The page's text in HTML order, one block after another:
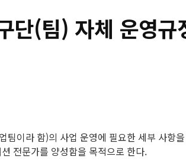
단(팀) 자체 운영규
이라 함)의 사업 운영에 필요한 세부 사항
전문가를 양성함을 목적으로 한다.